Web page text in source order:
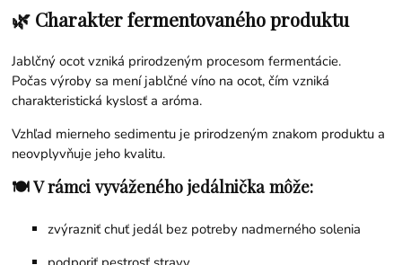
🌿 Charakter fermentovaného produktu
Jablčný ocot vzniká prirodzeným procesom fermentácie.
Počas výroby sa mení jablčné víno na ocot, čím vzniká
charakteristická kyslosť a aróma.
Vzhľad mierneho sedimentu je prirodzeným znakom produktu a
neovplyvňuje jeho kvalitu.
🍽 V rámci vyváženého jedálnička môže:
zvýrazniť chuť jedál bez potreby nadmerného solenia